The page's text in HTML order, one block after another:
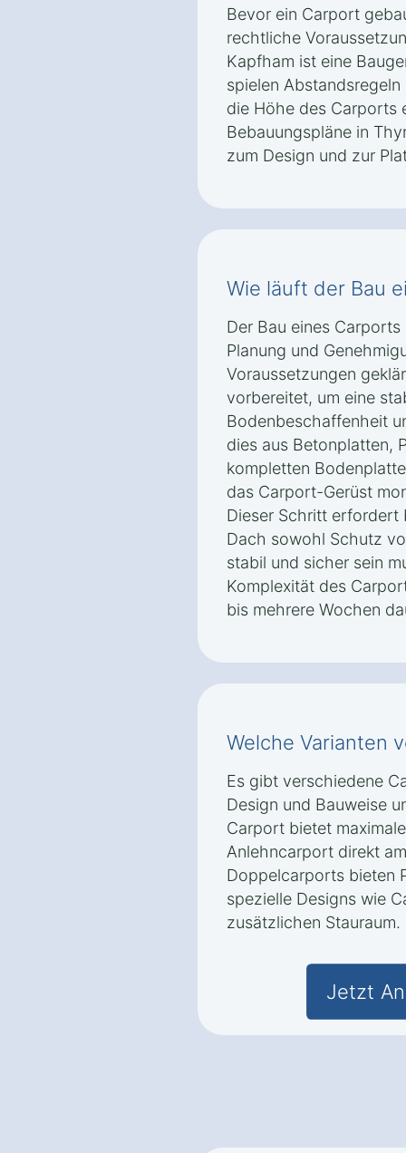
Bevor ein Carport
rechtliche
Kapfham ist eine
spielen
die Höhe des Carports
Bebauungspläne in
zum Design und zur
Wie läuft der Bau
Der Bau eines
Planung und
Voraussetzungen
vorbereitet, um eine
Bodenbeschaffenheit
dies aus Betonplatten,
kompletten
das Carport-Gerüst
Dieser Schritt erfordert
Dach sowohl Schutz
stabil und sicher sein
Komplexität des
bis mehrere Wochen
Welche Varianten
Es gibt verschiedene
Design und Bauweise
Carport bietet
Anlehncarport direkt
Doppelcarports bieten
spezielle Designs wie
zusätzlichen Stauraum.
Jetzt